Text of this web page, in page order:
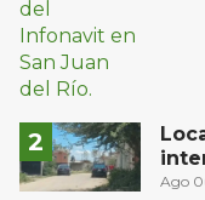
Ago